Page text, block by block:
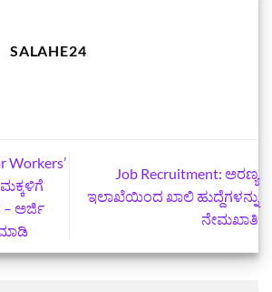
SALAHE24
Workers’
– ಅರ್ಜಿ
ಮಾಡಿ
Job Recruitment: ಅರಣ್ಯ
ಇಲಾಖೆಯಿಂದ ಖಾಲಿ ಹುದ್ದೆಗಳನ್ನು
ನೇಮಖಾತಿ